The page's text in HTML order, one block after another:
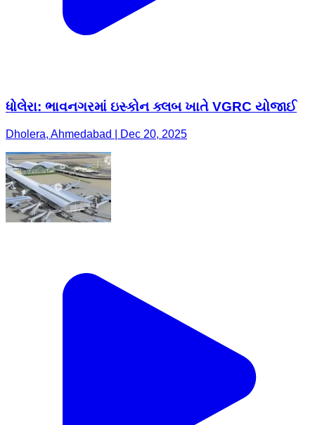
ધોલેરા: ભાવનગરમાં ઇસ્કોન ક્લબ ખાતે VGRC યોજાઈ
Dholera, Ahmedabad | Dec 20, 2025